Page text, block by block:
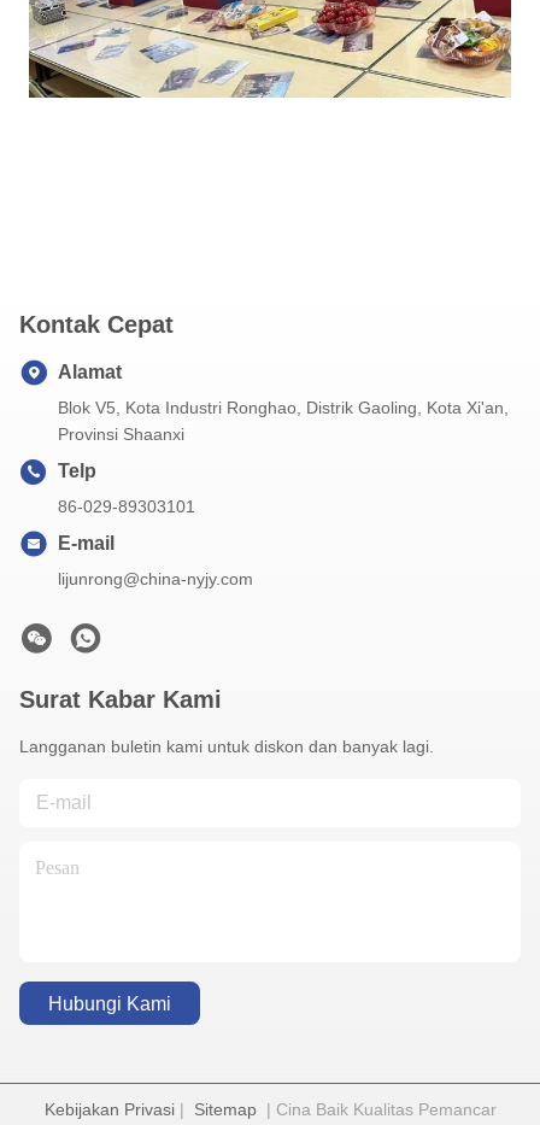
Kontak Cepat
Alamat
Blok V5, Kota Industri Ronghao, Distrik Gaoling, Kota Xi'an,
Provinsi Shaanxi
Telp
86-029-89303101
E-mail
lijunrong@china-nyjy.com
Surat Kabar Kami
Langganan buletin kami untuk diskon dan banyak lagi.
Hubungi Kami
Kebijakan Privasi| Sitemap| Cina Baik Kualitas Pemancar